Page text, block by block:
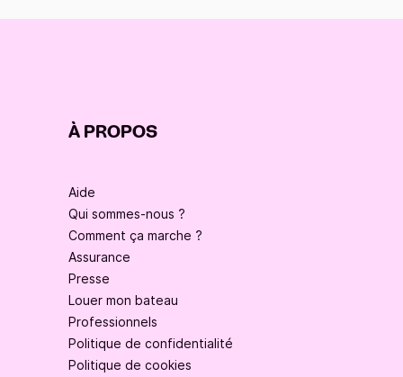
À PROPOS
Aide
Qui sommes-nous ?
Comment ça marche ?
Assurance
Presse
Louer mon bateau
Professionnels
Politique de confidentialité
Politique de cookies